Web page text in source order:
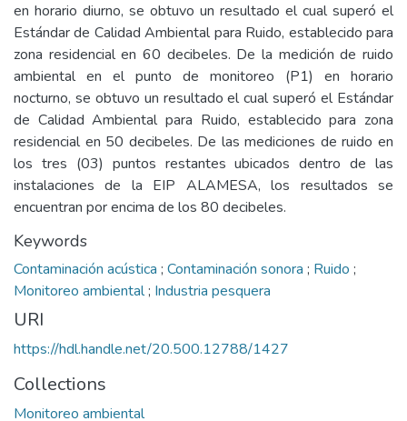
en horario diurno, se obtuvo un resultado el cual superó el
Estándar de Calidad Ambiental para Ruido, establecido para
zona residencial en 60 decibeles. De la medición de ruido
ambiental en el punto de monitoreo (P1) en horario
nocturno, se obtuvo un resultado el cual superó el Estándar
de Calidad Ambiental para Ruido, establecido para zona
residencial en 50 decibeles. De las mediciones de ruido en
los tres (03) puntos restantes ubicados dentro de las
instalaciones de la EIP ALAMESA, los resultados se
encuentran por encima de los 80 decibeles.
Keywords
Contaminación acústica ; Contaminación sonora ; Ruido ;
Monitoreo ambiental; Industria pesquera
URI
https://hdl.handle.net/20.500.12788/1427
Collections
Monitoreo ambiental